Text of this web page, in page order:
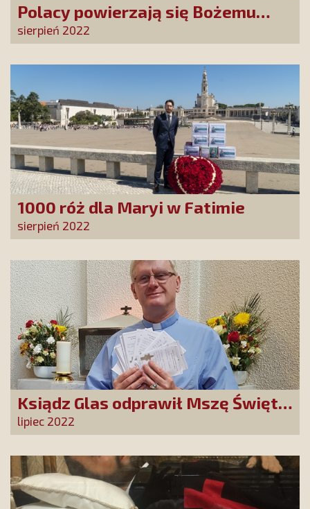
Polacy powierzają się Bożemu
Miłosierdziu!
sierpień 2022
1000 róż dla Maryi w Fatimie
sierpień 2022
Ksiądz Glas odprawił Mszę Świętą
za naszych Darczyńców
lipiec 2022